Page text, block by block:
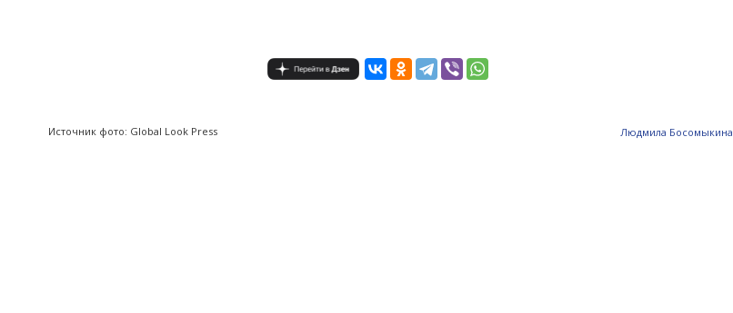
Источник фото: Global Look Press Людмила Босомыкина